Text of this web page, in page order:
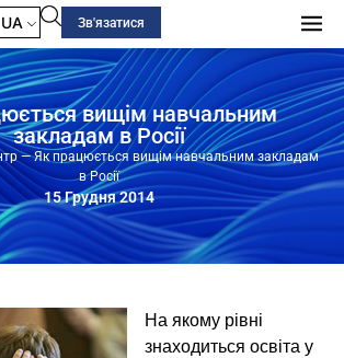
UA Зв'язатися
вищім навчальним
закладам в Росії
—Як працюється вищім навчальним закладам
в Росії
15 Грудня 2014
На якому рівні
знаходиться освіта у